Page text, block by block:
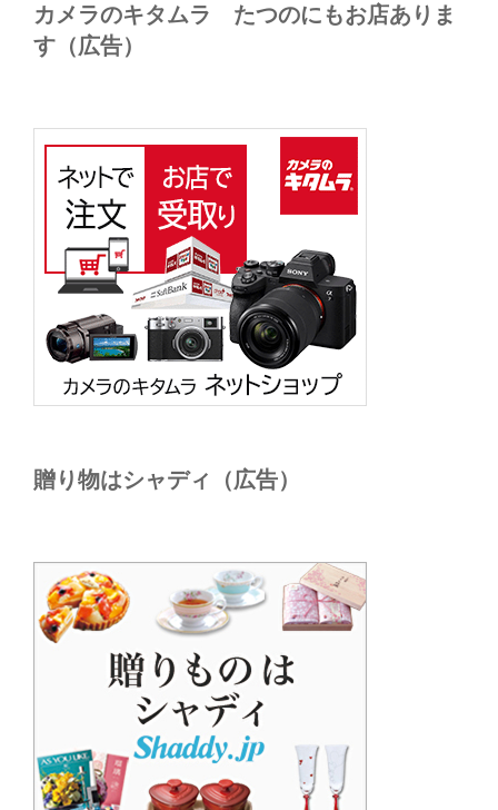
カメラのキタムラ たつのにもお店ありま
す（広告）
贈り物はシャディ（広告）